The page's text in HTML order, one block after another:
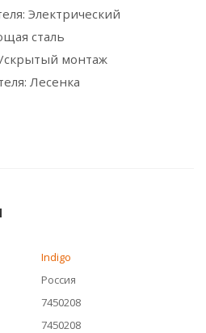
Электрический
сталь
скрытый монтаж
Лесенка
Indigo
Россия
7450208
7450208